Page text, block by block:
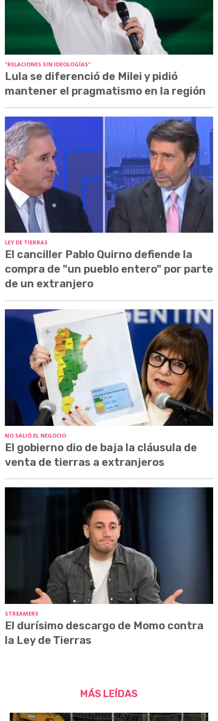
"RELACIONES SIN IDEOLOGÍAS"
Lula se diferenció de Milei y pidió
mantener el pragmatismo en la región
LEY DE TIERRAS
El canciller Pablo Quirno defiende la
compra de "un pueblo entero" por parte
de un extranjero
NO SALIÓ EL NEGOCIO
El gobierno dio de baja la cláusula de
venta de tierras a extranjeros
STREAMERS
El durísimo descargo de Momo contra
la Ley de Tierras
MÁS LEÍDAS